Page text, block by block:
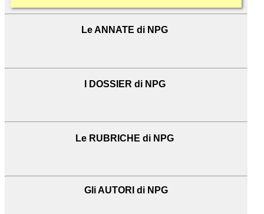
Le ANNATE di NPG
I DOSSIER di NPG
Le RUBRICHE di NPG
Gli AUTORI di NPG